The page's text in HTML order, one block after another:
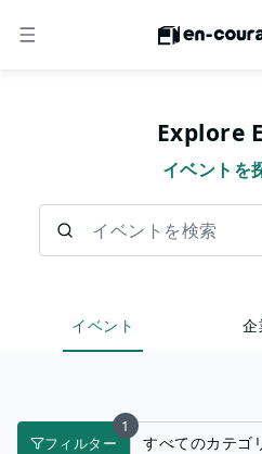
メニュー
Explore
イベントを
イベント 企
フィルター
1
すべてのカテゴ